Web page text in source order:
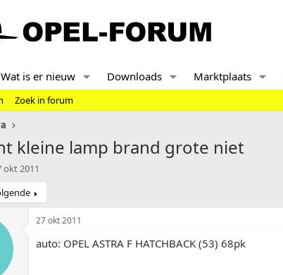
Wat is er nieuw Downloads Marktplaats
Zoek in forum
kleine lamp brand grote niet
okt 2011
27 okt 2011
auto: OPEL ASTRA F HATCHBACK (53) 68pk